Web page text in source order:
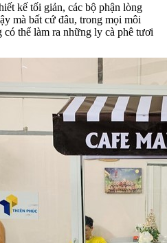
kế tối giản, các bộ phận lòng
mà bất cứ đâu, trong mọi môi
thể làm ra những ly cà phê tươi